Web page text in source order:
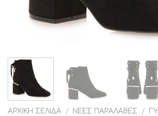
ΑΡΧΙΚΉ ΣΕΛΊΔΑ / ΝΈΕΣ ΠΑΡΑΛΑΒΈΣ /